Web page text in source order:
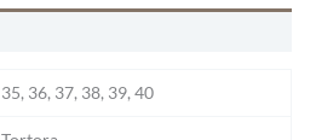
35, 36, 37, 38, 39, 40